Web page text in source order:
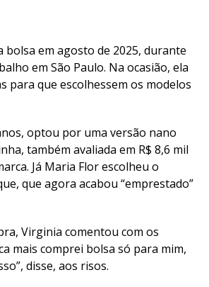
bolsa em agosto de 2025, durante
em São Paulo. Na ocasião, ela
para que escolhessem os modelos
optou por uma versão nano
também avaliada em R$ 8,6 mil
Já Maria Flor escolheu o
que agora acabou “emprestado”
Virginia comentou com os
mais comprei bolsa só para mim,
disse, aos risos.